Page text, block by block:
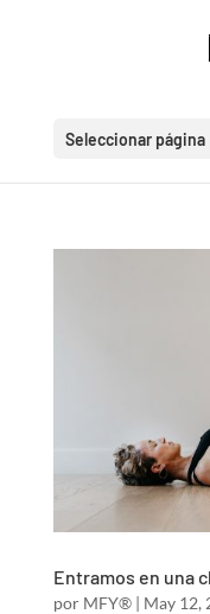
Seleccionar página
Entramos en una
por MFY®| May 12,